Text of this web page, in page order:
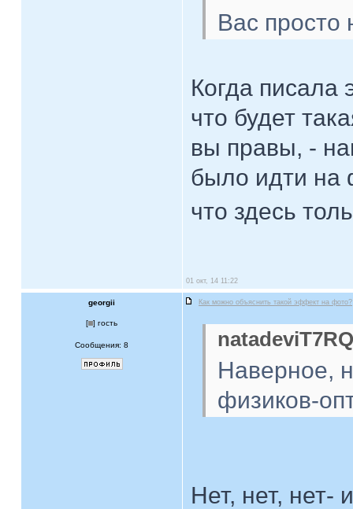
Вас просто
Когда писала
что будет
вы правы, -
было идти на
что здесь
01 окт, 14 11:22
georgii Как можно объяснить такой эффект на фото?
[ ] гость
Сообщения: 8
Наверное,
физиков-
Нет, нет, нет-